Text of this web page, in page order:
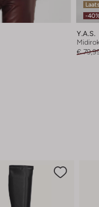
-
Y.a.s.
Midirok
€